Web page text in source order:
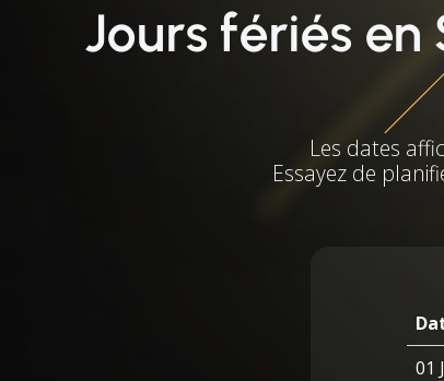
Jours fériés
Les dates
Essayez de
01